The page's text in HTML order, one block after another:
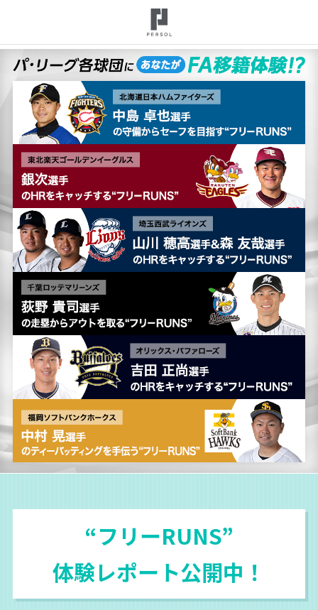
“フリーRUNS”
体験レポート公開中！